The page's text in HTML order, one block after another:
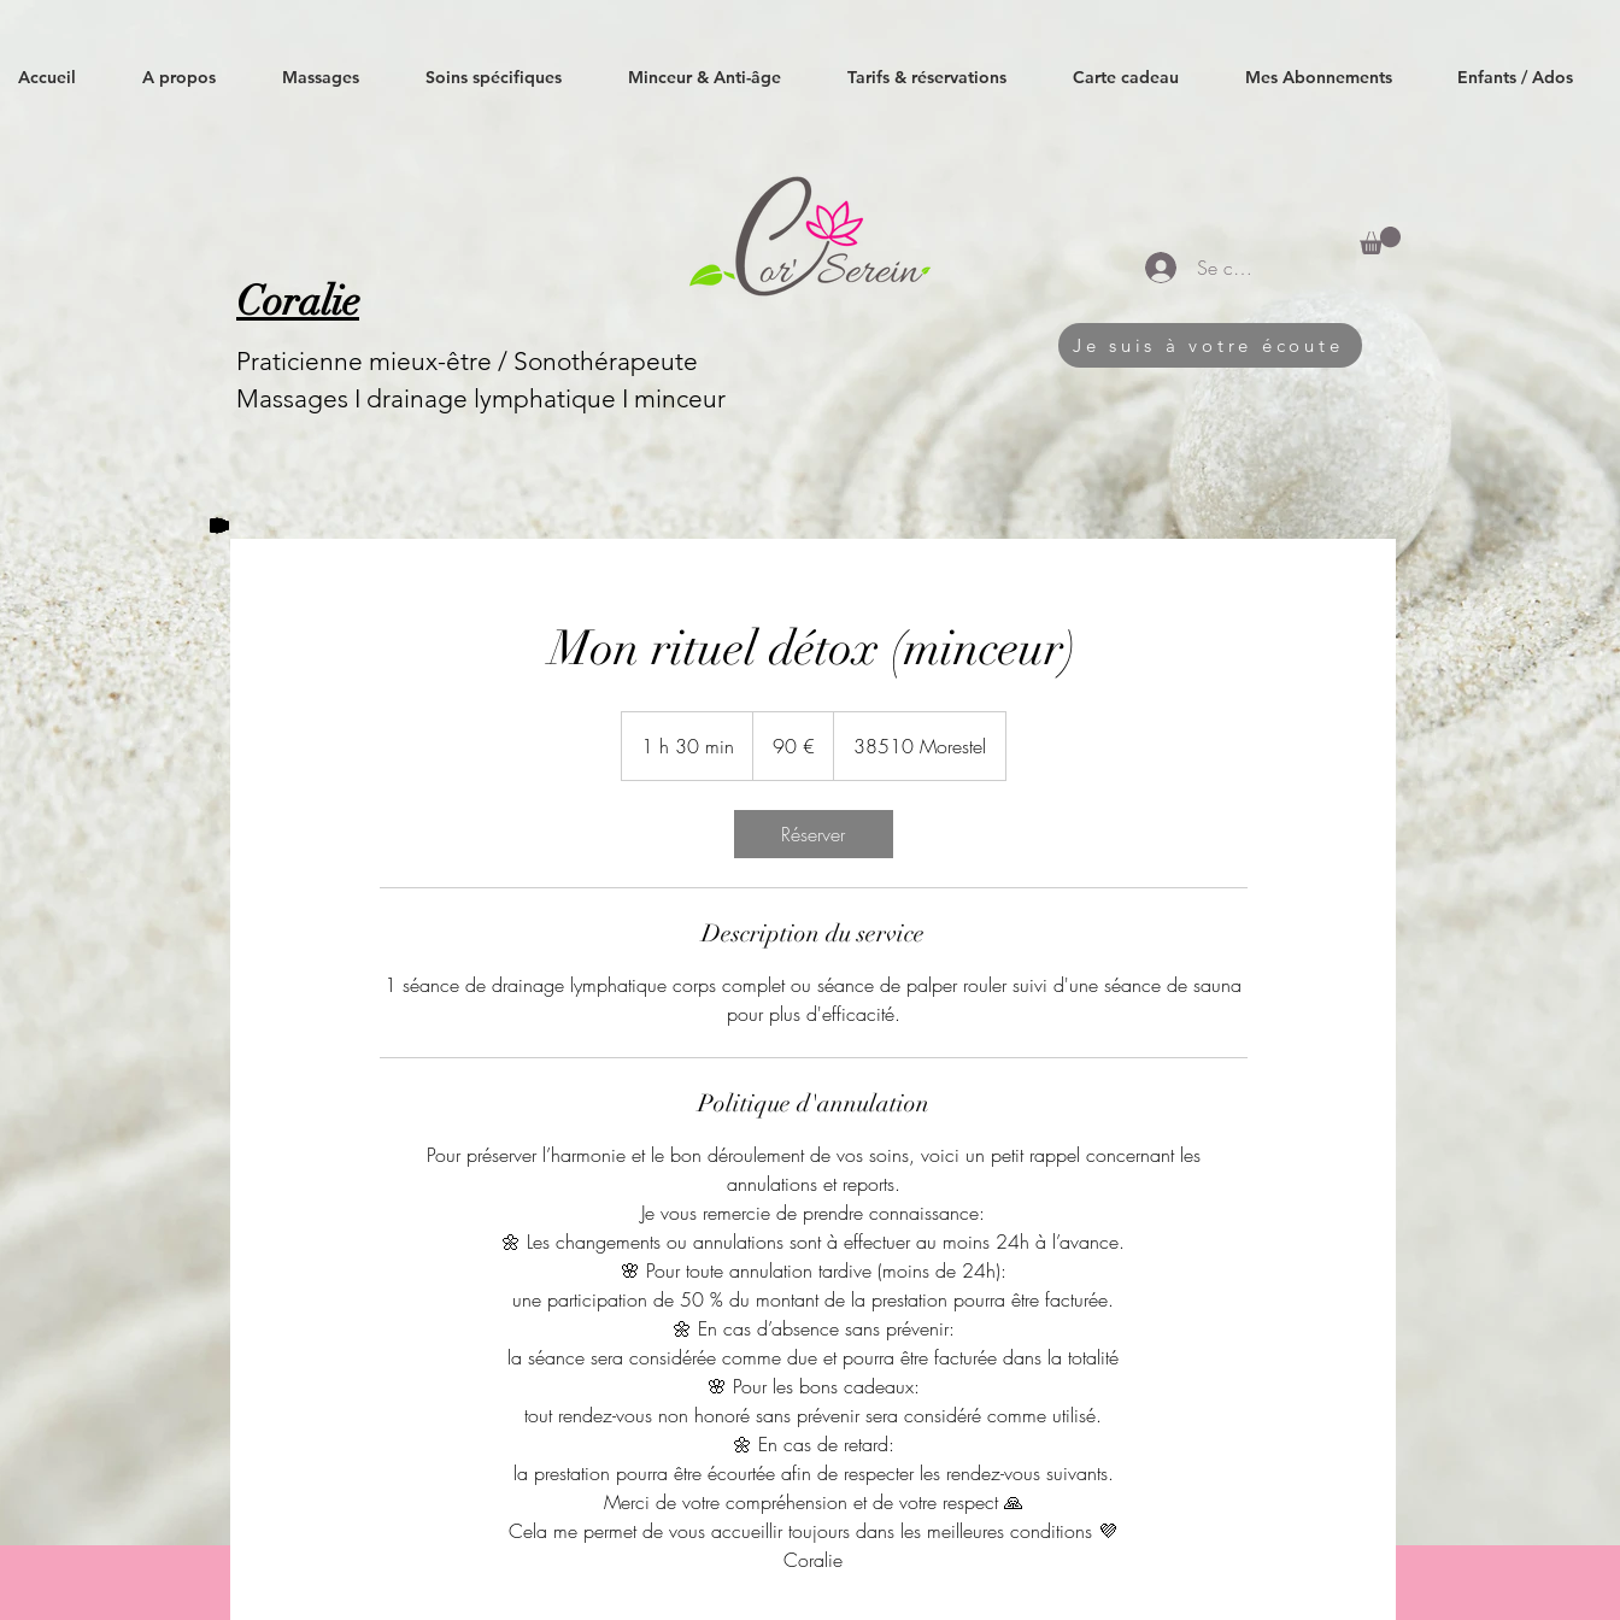
Coralie
Praticienne mieux-être / Sonothérapeute
Massages I drainage lymphatique I minceur
Je suis à votre écoute
Accueil A propos Massages Soins spécifiques Minceur & Anti-âge Tarifs & réservations Carte cadeau Mes Abonnements Enfants / Ados
Se connecter
Mon rituel détox (minceur)
1 h 30 min
3
0
i
n
90 € 38510 Morestel
Réserver
Description du service
1 séance de drainage lymphatique corps complet ou séance de palper rouler suivi d'une séance de sauna
pour plus d'efficacité.
Politique d'annulation
Pour préserver l’harmonie et le bon déroulement de vos soins, voici un petit rappel concernant les
annulations et reports.
Je vous remercie de prendre connaissance:
🌼 Les changements ou annulations sont à effectuer au moins 24h à l’avance.
🌸 Pour toute annulation tardive (moins de 24h):
une participation de 50 % du montant de la prestation pourra être facturée.
🌼 En cas d’absence sans prévenir:
la séance sera considérée comme due et pourra être facturée dans la totalité
🌸 Pour les bons cadeaux:
tout rendez-vous non honoré sans prévenir sera considéré comme utilisé.
🌼 En cas de retard:
la prestation pourra être écourtée afin de respecter les rendez-vous suivants.
Merci de votre compréhension et de votre respect 🙏
Cela me permet de vous accueillir toujours dans les meilleures conditions 💜
Coralie